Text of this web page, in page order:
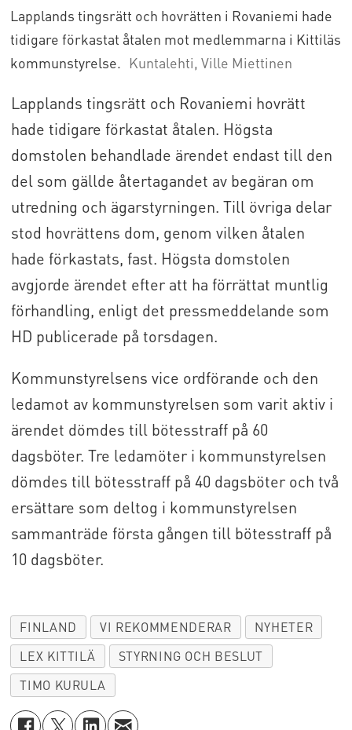
Lapplands tingsrätt och hovrätten i Rovaniemi hade
tidigare förkastat åtalen mot medlemmarna i Kittiläs
kommunstyrelse. Kuntalehti, Ville Miettinen
Lapplands tingsrätt och Rovaniemi hovrätt
hade tidigare förkastat åtalen. Högsta
domstolen behandlade ärendet endast till den
del som gällde återtagandet av begäran om
utredning och ägarstyrningen. Till övriga delar
stod hovrättens dom, genom vilken åtalen
hade förkastats, fast. Högsta domstolen
avgjorde ärendet efter att ha förrättat muntlig
förhandling, enligt det pressmeddelande som
HD publicerade på torsdagen.
Kommunstyrelsens vice ordförande och den
ledamot av kommunstyrelsen som varit aktiv i
ärendet dömdes till bötesstraff på 60
dagsböter. Tre ledamöter i kommunstyrelsen
dömdes till bötesstraff på 40 dagsböter och två
ersättare som deltog i kommunstyrelsen
sammanträde första gången till bötesstraff på
10 dagsböter.
FINLAND VI REKOMMENDERAR
NYHETER
LEX KITTILÄ
STYRNING OCH BESLUT
TIMO KURULA